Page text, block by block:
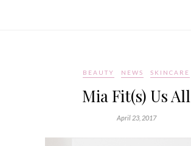
BEAUTY NEWS SKINCARE
Mia Fit(s) Us All
April 23, 2017